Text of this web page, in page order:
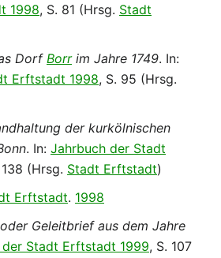
1998, S. 81 (Hrsg. Stadt
Dorf Borrim Jahre 1749. In:
Erftstadt 1998, S. 95 (Hrsg.
der kurkölnischen
. In: Jahrbuch der Stadt
(Hrsg. Stadt Erftstadt)
Erftstadt. 1998
Geleitbrief aus dem Jahre
Stadt Erftstadt 1999, S. 107